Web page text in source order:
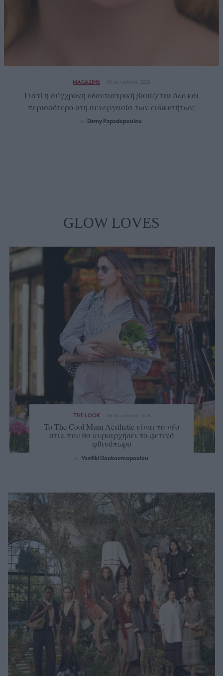
MAGAZINE 03 Αυγούστου 2026
Γιατί η σύγχρονη οδοντιατρική βασίζεται όλο και
περισσότερο στη συνεργασία των ειδικοτήτων;
Demy Papadopoulou
GLOW LOVES
THE LOOK 06 Αυγούστου 2026
To The Cool Mum Aesthetic είναι το νέο
στιλ που θα κυριαρχήσει το φετινό
φθινόπωρο
Vasiliki Doukoumopoulou